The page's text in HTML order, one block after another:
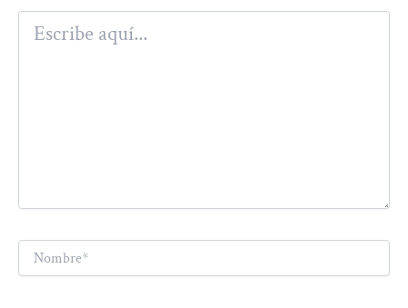
Escribe
aquí...
Nombre*